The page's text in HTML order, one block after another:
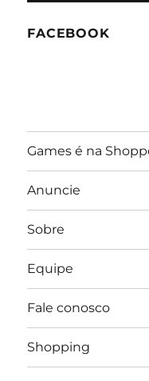
FACEBOOK
Games é na
Anuncie
Sobre
Equipe
Fale conosco
Shopping